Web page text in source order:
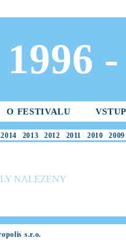
1996
O FESTIVALU
2014 2013 2012 2011 2010 2009
NALEZENY
s.r.o.